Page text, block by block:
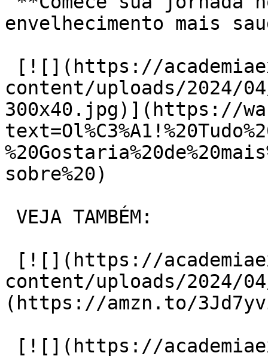
envelhecimento mais
content/uploads/2024/
300x40.jpg)](https://
sobre%20)
content/uploads/2024/
(https://amzn.to/